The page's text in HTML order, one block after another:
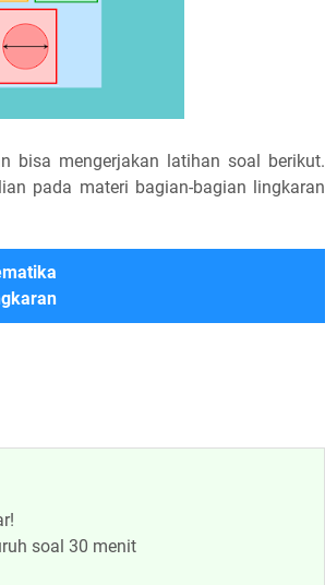
bisa mengerjakan latihan soal berikut.
pada materi bagian-bagian lingkaran
soal 30 menit